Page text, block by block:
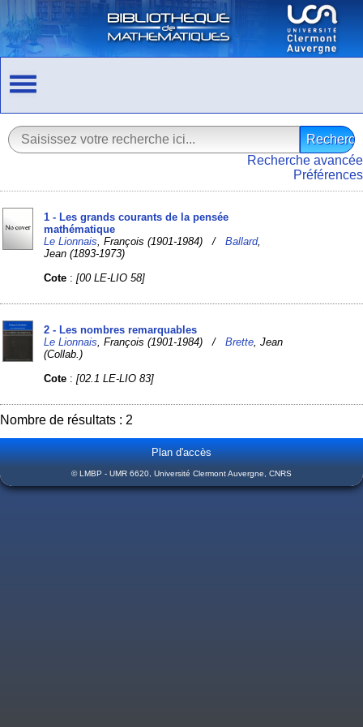
Recherche avancée
Préférences
1 - Les grands courants de la pensée
mathématique
Le Lionnais , François (1901-1984) /Ballard,
Jean (1893-1973)
Cote :[00 LE-LIO 58]
2 - Les nombres remarquables
Le Lionnais , François (1901-1984) /Brette , Jean
(Collab.)
Cote :[02.1 LE-LIO 83]
Nombre de résultats : 2
Plan d'accès
© LMBP - UMR 6620, Université Clermont Auvergne, CNRS